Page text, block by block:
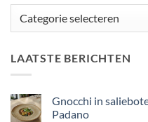
LAATSTE BERICHTEN
Gnocchi in
Padano